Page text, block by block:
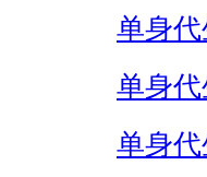
单身
单身
单身